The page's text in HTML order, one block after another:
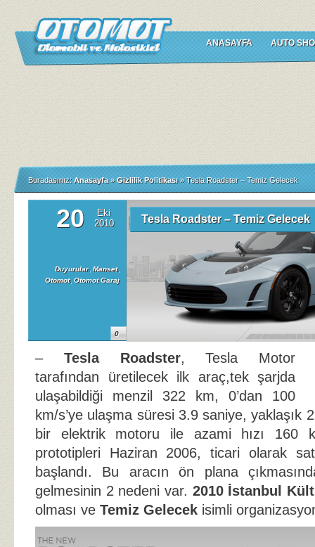
ANASAYFA AUTO
Buradasınız: Anasayfa » Gizlilik Politikası » Tesla Roadster – Temiz Gelecek
20
Eki
2010
Duyurular, Manset,
Otomot, Otomot Garaj
0
Tesla Roadster – Temiz Gelecek
– Tesla Roadster, Tesla Motor
tarafından üretilecek ilk araç,tek şarjda
ulaşabildiği menzil 322 km, 0’dan 100
km/s’ye ulaşma süresi 3.9 saniye, yaklaşık
bir elektrik motoru ile azami hızı 160
prototipleri Haziran 2006, ticari olarak
başlandı. Bu aracın ön plana
gelmesinin 2 nedeni var. 2010 İstanbul
olması ve Temiz Gelecek isimli